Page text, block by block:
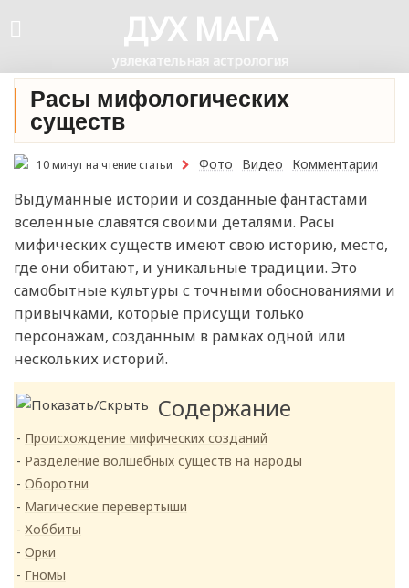
ДУХ МАГА
увлекательная астрология
Расы мифологических
существ
10 минут на чтение статьи Фото Видео Комментарии
Выдуманные истории и созданные фантастами
вселенные славятся своими деталями. Расы
мифических существ имеют свою историю, место,
где они обитают, и уникальные традиции. Это
самобытные культуры с точными обоснованиями и
привычками, которые присущи только
персонажам, созданным в рамках одной или
нескольких историй.
Содержание
Происхождение мифических созданий
Разделение волшебных существ на народы
Оборотни
Магические перевертыши
Хоббиты
Орки
Гномы